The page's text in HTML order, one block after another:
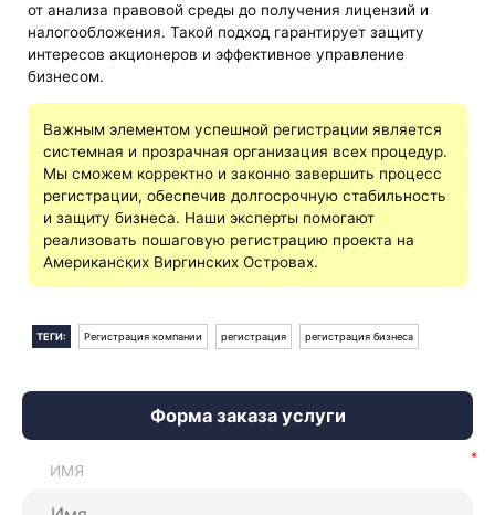
от анализа правовой среды до получения лицензий и
налогообложения. Такой подход гарантирует защиту
интересов акционеров и эффективное управление
бизнесом.
Важным элементом успешной регистрации является
системная и прозрачная организация всех процедур.
Мы сможем корректно и законно завершить процесс
регистрации, обеспечив долгосрочную стабильность
и защиту бизнеса. Наши эксперты помогают
реализовать пошаговую регистрацию проекта на
Американских Виргинских Островах.
ТЕГИ: Регистрация компании регистрация регистрация бизнеса
Форма заказа услуги
ИМЯ